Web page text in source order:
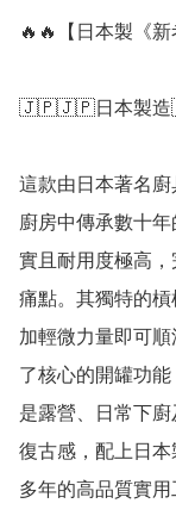
🔥🔥【日本製《新
🇯🇵🇯🇵日本製
這款由日本著名
廚房中傳承數十
實且耐用度極高
痛點。其獨特的
加輕微力量即可
了核心的開罐功
是露營、日常下
復古感，配上日
多年的高品質實用